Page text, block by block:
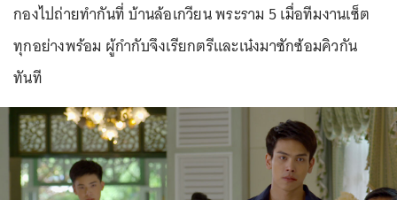
กองไปถ่ายทำกันที่ บ้านล้อเกวียน พระราม 5 เมื่อทีมงานเซ็ต
ทุกอย่างพร้อม ผู้กำกับจึงเรียกตรีและเน๋งมาซักซ้อมคิวกัน
ทันที